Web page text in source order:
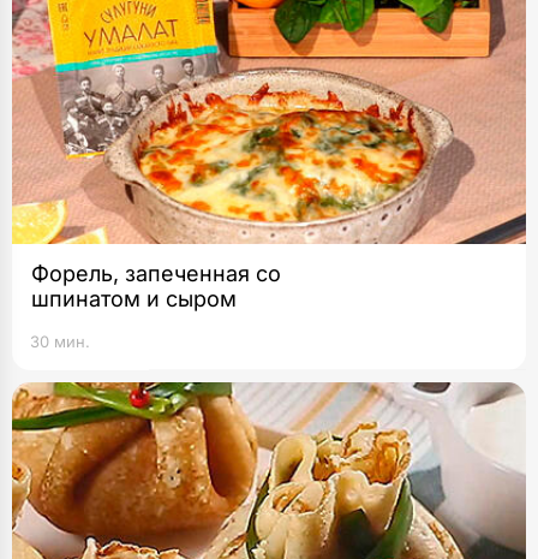
Форель, запеченная со
шпинатом и сыром
30 мин.